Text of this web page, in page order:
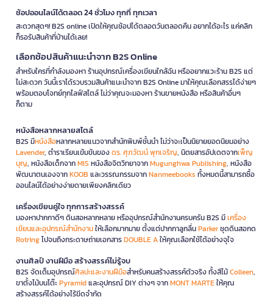
ช้อปออนไลน์ได้ตลอด 24 ชั่วโมง ทุกที่ ทุกเวลา
สะดวกสุดๆ! B2S online เปิดให้คุณช้อปได้ตลอดวันตลอดคืน อยากได้อะไร แค่คลิก
ก็รอรับสินค้าที่บ้านได้เลย!
เลือกช้อปสินค้าแนะนำจาก B2S Online
สำหรับใครที่กำลังมองหา ร้านอุปกรณ์เครื่องเขียนใกล้ฉัน หรืออยากแวะร้าน B2S แต่
ไม่สะดวก วันนี้เราได้รวบรวมสินค้าแนะนำจาก B2S Online มาให้คุณเลือกสรรได้ง่ายๆ
พร้อมตอบโจทย์ทุกไลฟ์สไตล์ ไม่ว่าคุณจะมองหา ร้านขายหนังสือ หรือสินค้าอื่นๆ
ก็ตาม
หนังสือหลากหลายสไตล์
B2S มีหนังสือหลากหลายแนวจากสำนักพิมพ์ชั้นนำ ไม่ว่าจะเป็นนิยายยอดนิยมอย่าง
Lavender, ตำราเรียนเข้มข้นของดร. ศุภวัฒน์ พุกเจริญ, นิตยสารอัปเดตจากเพ็ญ
บุญ, หนังสือเด็กจากMIS หนังสือจิตวิทยาจากMugunghwa Publishing, หนังสือ
พัฒนาตนเองจากKOOB และวรรณกรรมจากNanmeebooks ทั้งหมดนี้สามารถซื้อ
ออนไลน์ได้อย่างง่ายดายเพียงคลิกเดียว
เครื่องเขียนคู่ใจ ทุกการสร้างสรรค์
มองหาปากกาดีๆ ดินสอหลากหลาย หรืออุปกรณ์สำนักงานครบครัน B2S มีเครื่อง
เขียนและอุปกรณ์สำนักงานให้เลือกมากมาย ตั้งแต่ปากกาลูกลื่นParkerชุดดินสอกด
Rotringไปจนถึงกระดาษถ่ายเอกสารDOUBLE Aให้คุณเลือกใช้ได้อย่างจุใจ
งานศิลป์ งานฝีมือ สร้างสรรค์ไม่รู้จบ
B2S จัดเต็มอุปกรณ์ศิลปะและงานฝีมือสำหรับคนสร้างสรรค์ตัวจริง ทั้งสีไม้Colleen,
ขาตั้งไม้บนโต๊ะPyramidและอุปกรณ์ DIY ต่างๆ จากMONT MARTEให้คุณ
สร้างสรรค์ได้อย่างไร้ขีดจำกัด